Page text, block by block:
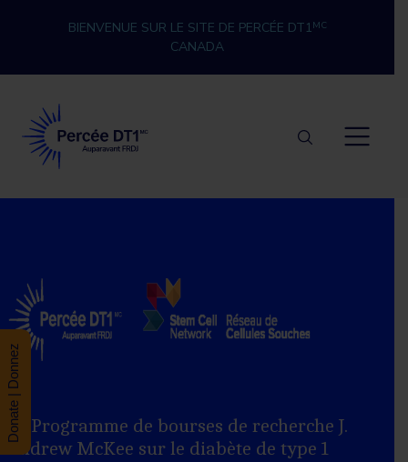
BIENVENUE SUR LE SITE DE PERCÉE DT1MC
CANADA
Le Programme de bourses de recherche J.
Andrew McKee sur le diabète de type 1
Donate | Donnez